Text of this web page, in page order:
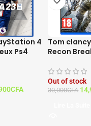
4
Ps4
CFA
Tom
Recon
Out of stock
30,000CFA